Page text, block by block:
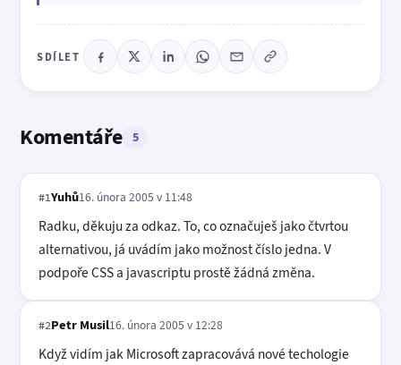
SDÍLET
Komentáře 5
#1Yuhů16. února 2005 v 11:48
Radku, děkuju za odkaz. To, co označuješ jako čtvrtou
alternativou, já uvádím jako možnost číslo jedna. V
podpoře CSS a javascriptu prostě žádná změna.
#2Petr Musil16. února 2005 v 12:28
Když vidím jak Microsoft zapracovává nové techologie